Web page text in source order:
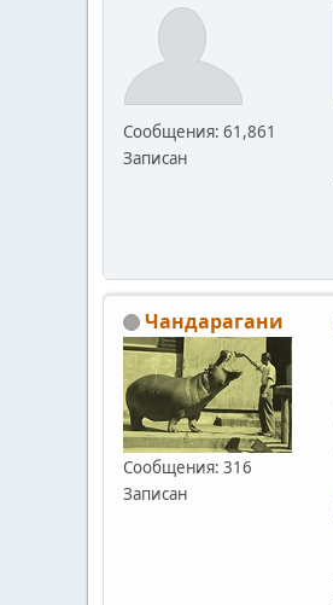
Сообщения: 61,861
Записан
Чандарагани
Сообщения: 316
Записан